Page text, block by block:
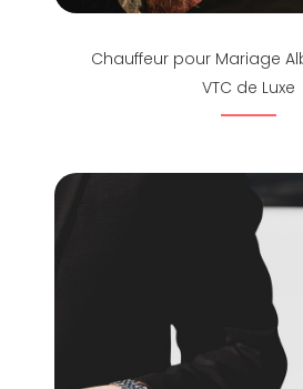
Chauffeur pour Mariage
VTC de Luxe